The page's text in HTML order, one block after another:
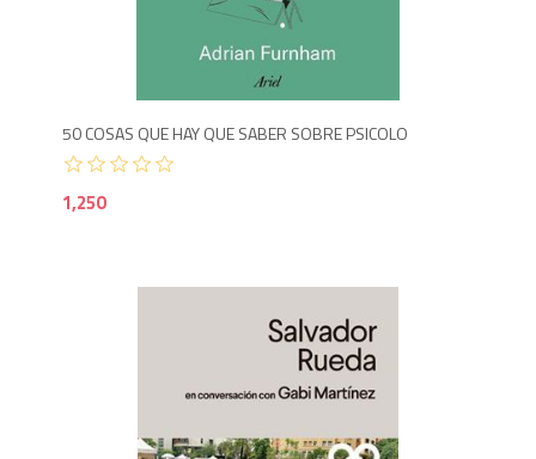
50 COSAS QUE HAY QUE SABER SOBRE PSICOLO
1,250